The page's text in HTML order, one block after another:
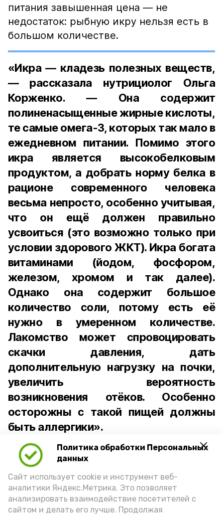
Политика обработки Персональных
данных
Сайт использует cookie и инструмент веб-
аналитики Яндекс.Метрика. Это позволяет
анализировать взаимодействие посетителей с
сайтом и делать его лучше. Продолжая
питания завышенная цена — не
недостаток: рыбную икру нельзя есть в
большом количестве.
«Икра — кладезь полезных веществ,
— рассказала нутрициолог Ольга
Корженко. — Она содержит
полиненасыщенные жирные кислоты,
те самые омега-3, которых так мало в
ежедневном питании. Помимо этого
икра является высокобелковым
продуктом, а добрать норму белка в
рационе современного человека
весьма непросто, особенно учитывая,
что он ещё должен правильно
усвоиться (это возможно только при
условии здорового ЖКТ). Икра богата
витаминами (йодом, фосфором,
железом, хромом и так далее).
Однако она содержит большое
количество соли, потому есть её
нужно в умеренном количестве.
Лакомство может спровоцировать
скачки давления, дать
дополнительную нагрузку на почки,
увеличить вероятность
возникновения отёков. Особенно
осторожны с такой пищей должны
быть аллергики».
Для взрослого человека безопасной
порцией икры считается 30-50 граммов
(2-3 ложки). При этом следует обратить
внимание на хлеб, с которым она
подаётся: лучше выбирать